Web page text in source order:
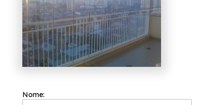
produtos e serviços. Desenvolvemos cada
trabalho de uma forma profissional e
objetiva, saiba mais entrando em contato
com nossa empresa.
Nome: